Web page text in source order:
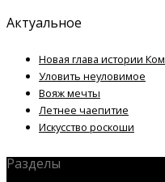
Актуальное
Новая глава истории
Уловить неуловимое
Вояж мечты
Летнее чаепитие
Искусство роскоши
Разделы